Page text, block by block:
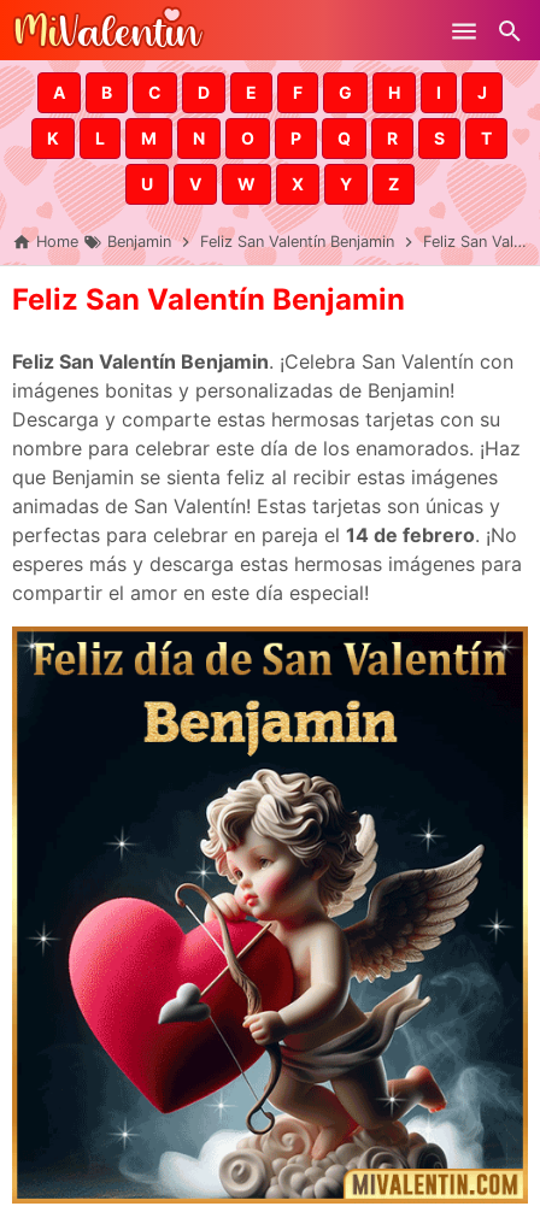
Skip to main content
A B C D E F G H I J
K L M N O P Q R S T
U V W X Y Z
Home Benjamin Feliz San Valentín Benjamin Feliz San Valentín Benjamin
Feliz San Valentín Benjamin
Feliz San Valentín Benjamin. ¡Celebra San Valentín con
imágenes bonitas y personalizadas de Benjamin!
Descarga y comparte estas hermosas tarjetas con su
nombre para celebrar este día de los enamorados. ¡Haz
que Benjamin se sienta feliz al recibir estas imágenes
animadas de San Valentín! Estas tarjetas son únicas y
perfectas para celebrar en pareja el 14 de febrero. ¡No
esperes más y descarga estas hermosas imágenes para
compartir el amor en este día especial!